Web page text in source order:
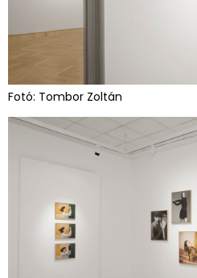
Fotó: Tombor Zoltán